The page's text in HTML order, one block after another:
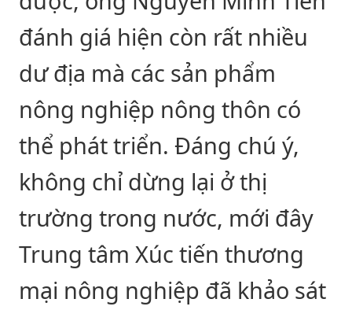
đánh giá hiện còn rất nhiều
dư địa mà các sản phẩm
nông nghiệp nông thôn có
thể phát triển. Đáng chú ý,
không chỉ dừng lại ở thị
trường trong nước, mới đây
Trung tâm Xúc tiến thương
mại nông nghiệp đã khảo sát